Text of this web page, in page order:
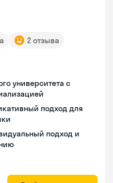
2 отзыва
университета с
подход для
подход и